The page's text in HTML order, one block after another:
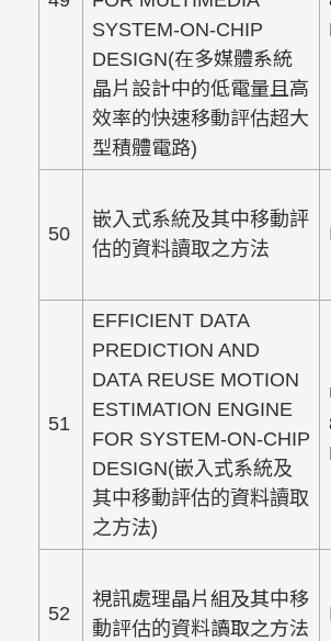
SYSTEM-ON-CHIP
DESIGN(在多媒體系統
晶片設計中的低電量且高
效率的快速移動評估超大
型積體電路)
50
嵌入式系統及其中移動評
估的資料讀取之方法
51
EFFICIENT DATA
PREDICTION AND
DATA REUSE MOTION
ESTIMATION ENGINE
FOR SYSTEM-ON-CHIP
DESIGN(嵌入式系統及
其中移動評估的資料讀取
之方法)
52
視訊處理晶片組及其中移
動評估的資料讀取之方法